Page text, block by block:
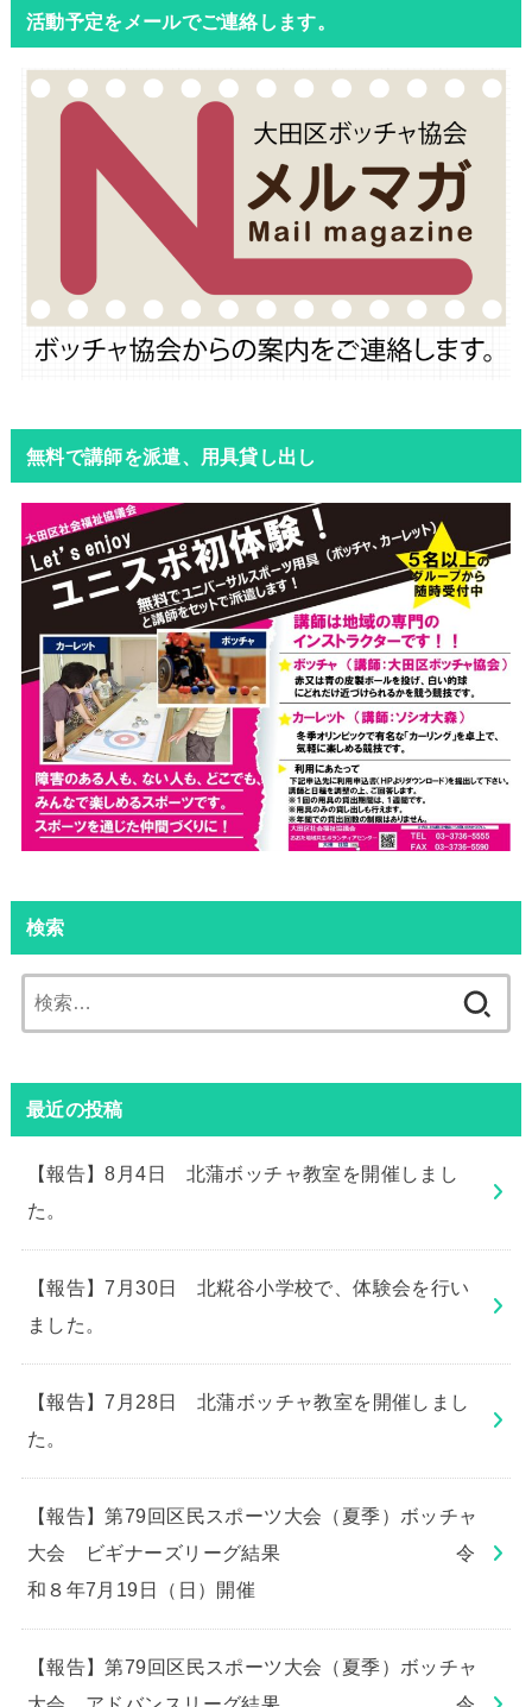
活動予定をメールでご連絡します。
無料で講師を派遣、用具貸し出し
検索
索:
最近の投稿
【報告】8月4日 北蒲ボッチャ教室を開催しまし
た。
【報告】7月30日 北糀谷小学校で、体験会を行い
ました。
【報告】7月28日 北蒲ボッチャ教室を開催しまし
た。
【報告】第79回区民スポーツ大会（夏季）ボッチャ
大会 ビギナーズリーグ結果 令
和８年7月19日（日）開催
【報告】第79回区民スポーツ大会（夏季）ボッチャ